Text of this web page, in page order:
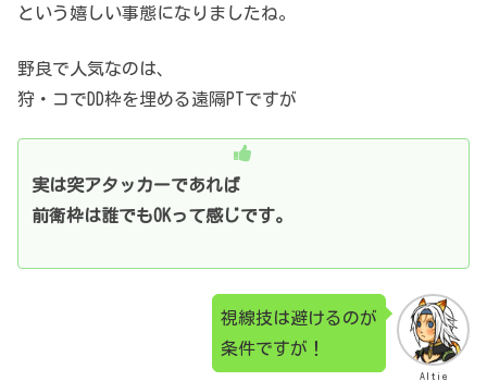
という嬉しい事態になりましたね。
野良で人気なのは、
狩・コでDD枠を埋める遠隔PTですが
実は突アタッカーであれば
前衛枠は誰でもOKって感じです。
Altie
視線技は避けるのが
条件ですが！